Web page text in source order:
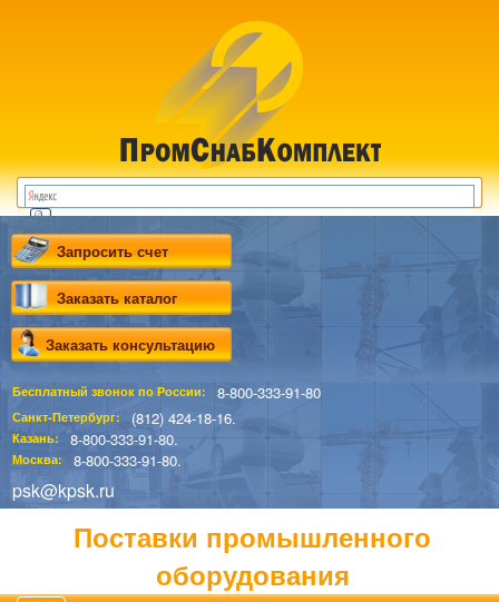
Запросить счет
Заказать каталог
Заказать консультацию
Бесплатный звонок по России: 8-800-333-91-80
Санкт-Петербург: (812) 424-18-16.
Казань: 8-800-333-91-80.
Москва: 8-800-333-91-80.
psk@kpsk.ru
Поставки промышленного
оборудования